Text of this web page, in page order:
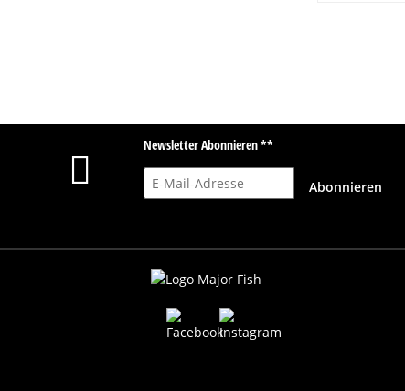
Newsletter Abonnieren **
E-Mail-Adresse
Abonnieren